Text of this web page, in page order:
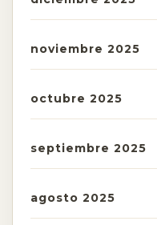
noviembre 2025
octubre 2025
septiembre 2025
agosto 2025